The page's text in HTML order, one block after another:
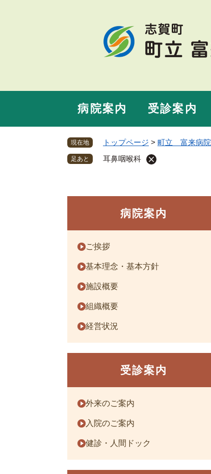
す
病院案内 受診案内
現在地 トップページ > 町立 富来病院
足あと 耳鼻咽喉科
病院案内
ご挨拶
基本理念・基本方針
施設概要
組織概要
経営状況
受診案内
外来のご案内
入院のご案内
健診・人間ドック